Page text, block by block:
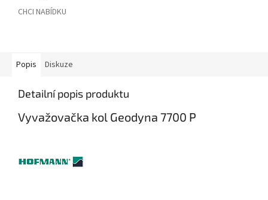
Popis Diskuze
Detailní popis produktu
Vyvažovačka kol Geodyna 7700 P